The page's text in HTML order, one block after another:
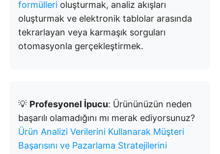
formülleri oluşturmak, analiz akışları
oluşturmak ve elektronik tablolar arasında
tekrarlayan veya karmaşık sorguları
otomasyonla gerçekleştirmek.
💡 Profesyonel İpucu: Ürününüzün neden
başarılı olamadığını mı merak ediyorsunuz?
Ürün Analizi Verilerini Kullanarak Müşteri
Başarısını ve Pazarlama Stratejilerini